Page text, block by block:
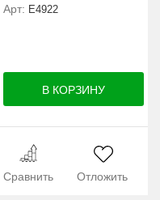
Арт: Е4922
Сравнить Отложить